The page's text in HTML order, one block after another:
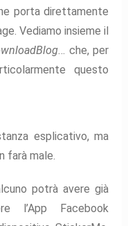
porta direttamente
Vediamo insieme il
… che, per
questo
esplicativo, ma
farà male.
potrà avere già
l’App Facebook